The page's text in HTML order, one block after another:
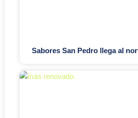
Sabores San Pedro llega al